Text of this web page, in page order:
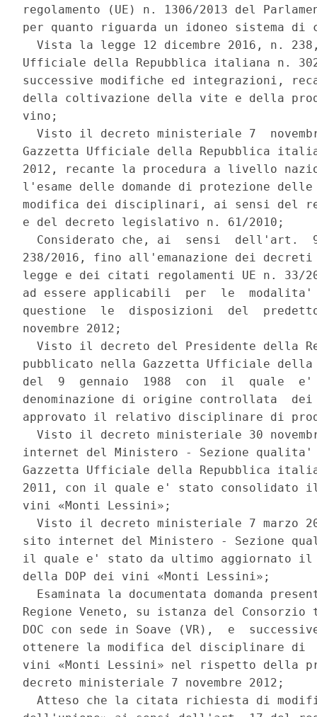
regolamento (UE) n. 1306/2013 del
per quanto riguarda un idoneo sistema
Vista la legge 12 dicembre 2016, n.
Ufficiale della Repubblica italiana n.
successive modifiche ed integrazioni,
della coltivazione della vite e della
vino;
Visto il decreto ministeriale 7
Gazzetta Ufficiale della Repubblica
2012, recante la procedura a livello
l'esame delle domande di protezione
modifica dei disciplinari, ai sensi del
e del decreto legislativo n. 61/2010;
Considerato che, ai  sensi  dell'art.
238/2016, fino all'emanazione dei
legge e dei citati regolamenti UE n. 33/
ad essere applicabili  per  le
questione  le  disposizioni  del
novembre 2012;
Visto il decreto del Presidente della
pubblicato nella Gazzetta Ufficiale
del  9  gennaio  1988  con  il  quale
denominazione di origine controllata
approvato il relativo disciplinare di
Visto il decreto ministeriale 30
internet del Ministero - Sezione
Gazzetta Ufficiale della Repubblica
2011, con il quale e' stato consolidato
vini «Monti Lessini»;
Visto il decreto ministeriale 7 marzo
sito internet del Ministero - Sezione
il quale e' stato da ultimo aggiornato il
della DOP dei vini «Monti Lessini»;
Esaminata la documentata domanda
Regione Veneto, su istanza del
DOC con sede in Soave (VR),  e
ottenere la modifica del disciplinare di
vini «Monti Lessini» nel rispetto della
decreto ministeriale 7 novembre 2012;
Atteso che la citata richiesta di